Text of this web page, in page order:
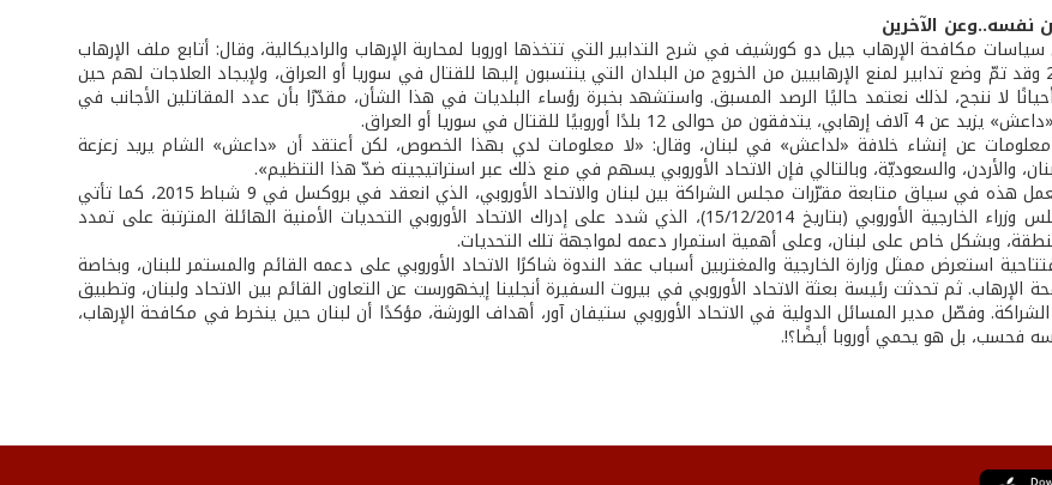
نفسه..وعن الآخرين
مكافحة الإرهاب جيل دو كورشيف في شرح التدابير التي تتخذها اوروبا لمحاربة الإرهاب والراديكالية، وقال: أتابع ملف الإرهاب
منذ العام 2013 وقد تمّ وضع تدابير لمنع الإرهابيين من الخروج من البلدان التي ينتسبون إليها للقتال في سوريا أو العراق، ولإيجاد العلاجات لهم حين
لا ننجح، لذلك نعتمد حاليًا الرصد المسبق. واستشهد بخبرة رؤساء البلديات في هذا الشأن، مقدّرًا بأن عدد المقاتلين الأجانب في
حوالى 12 بلدًا أوروبيًا للقتال في سوريا أو العراق.
عن إنشاء خلافة «لداعش» في لبنان، وقال: «لا معلومات لدي بهذا الخصوص، لكن أعتقد أن «داعش» الشام يريد زعزعة
والأردن، والسعوديّة، وبالتالي فإن الاتحاد الأوروبي يسهم في منع ذلك عبر استراتيجيته ضدّ هذا التنظيم».
وتندرج ورشة العمل هذه في سياق متابعة مقرّرات مجلس الشراكة بين لبنان والاتحاد الأوروبي، الذي انعقد في بروكسل في 9 شباط 2015، كما تأتي
ترجمة لقرار مجلس وزراء الخارجية الأوروبي (بتاريخ 15/12/2014)، الذي شدد على إدراك الاتحاد الأوروبي التحديات الأمنية الهائلة المترتبة على تمدد
وبشكل خاص على لبنان، وعلى أهمية استمرار دعمه لمواجهة تلك التحديات.
استعرض ممثل وزارة الخارجية والمغتربين أسباب عقد الندوة شاكرًا الاتحاد الأوروبي على دعمه القائم والمستمر للبنان، وبخاصة
ثم تحدثت رئيسة بعثة الاتحاد الأوروبي في بيروت السفيرة أنجلينا إيخهورست عن التعاون القائم بين الاتحاد ولبنان، وتطبيق
وفصّل مدير المسائل الدولية في الاتحاد الأوروبي ستيفان آور، أهداف الورشة، مؤكدًا أن لبنان حين ينخرط في مكافحة الإرهاب،
فحسب، بل هو يحمي أوروبا أيضًا؟!.